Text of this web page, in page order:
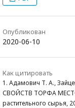
Опубликован
2020-06-10
Как цитировать
1. Адамович Т. А.,
СВОЙСТВ ТОРФА
растительного сырья,